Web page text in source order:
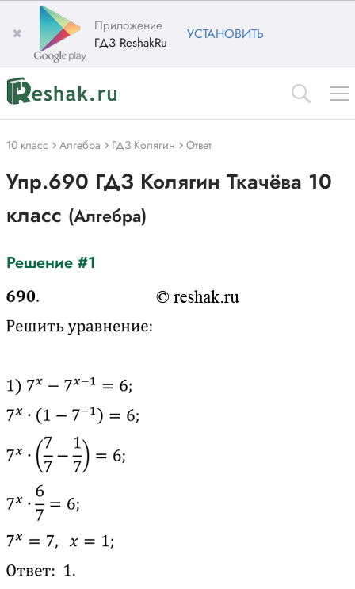
✖
Приложение
ГДЗ ReshakRu
УСТАНОВИТЬ
10 класс Алгебра ГДЗ Колягин Ответ
Упр.690 ГДЗ Колягин Ткачёва 10
класс (Алгебра)
Решение #1